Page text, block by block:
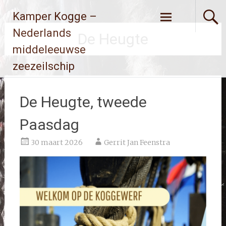
naarKamper Kogge –
Nederlands
middeleeuwse
zeezeilschip
De Heugte, tweede
Paasdag
30 maart 2026 Gerrit Jan Feenstra